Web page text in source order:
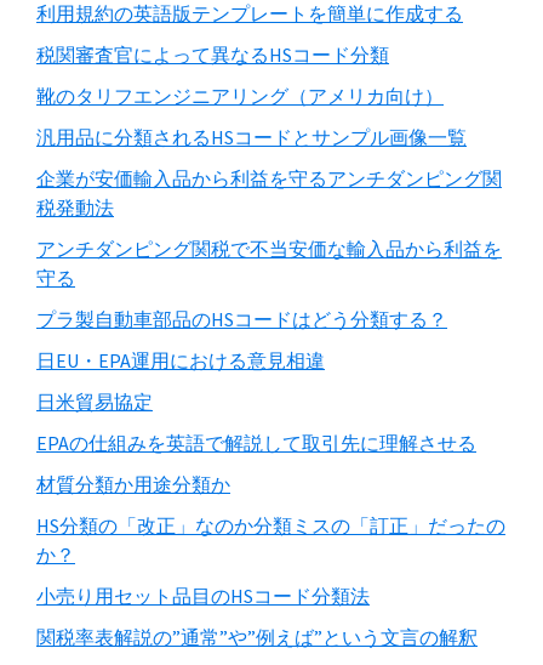
利用規約の英語版テンプレートを簡単に作成する
税関審査官によって異なるHSコード分類
靴のタリフエンジニアリング（アメリカ向け）
汎用品に分類されるHSコードとサンプル画像一覧
企業が安価輸入品から利益を守るアンチダンピング関
税発動法
アンチダンピング関税で不当安価な輸入品から利益を
守る
プラ製自動車部品のHSコードはどう分類する？
日EU・EPA運用における意見相違
日米貿易協定
EPAの仕組みを英語で解説して取引先に理解させる
材質分類か用途分類か
HS分類の「改正」なのか分類ミスの「訂正」だったの
か？
小売り用セット品目のHSコード分類法
関税率表解説の”通常”や”例えば”という文言の解釈